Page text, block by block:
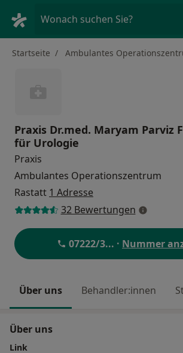
Wonach suchen Sie?
Startseite Ambulantes
Praxis Dr.med. Maryam Parviz
für Urologie
Praxis
Ambulantes Operationszentrum
Rastatt 1 Adresse
32 Bewertungen
07222/3... · Nummer
Über uns Behandler:innen
Über uns
Link